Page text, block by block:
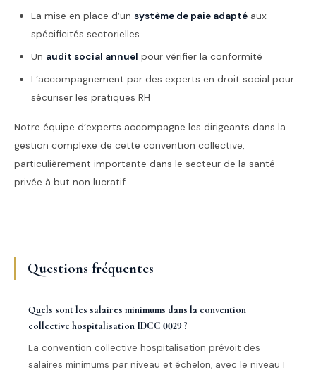
La mise en place d’un système de paie adapté aux
spécificités sectorielles
Un audit social annuel pour vérifier la conformité
L’accompagnement par des experts en droit social pour
sécuriser les pratiques RH
Notre équipe d’experts accompagne les dirigeants dans la
gestion complexe de cette convention collective,
particulièrement importante dans le secteur de la santé
privée à but non lucratif.
Questions fréquentes
Quels sont les salaires minimums dans la convention
collective hospitalisation IDCC 0029 ?
La convention collective hospitalisation prévoit des
salaires minimums par niveau et échelon, avec le niveau I